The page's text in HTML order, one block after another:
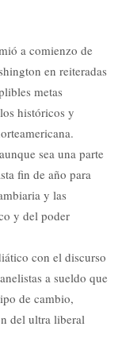
a comienzo de
en reiteradas
metas
históricos y
sea una parte
fin de año para
y las
y del poder
con el discurso
a sueldo que
de cambio,
del ultra liberal